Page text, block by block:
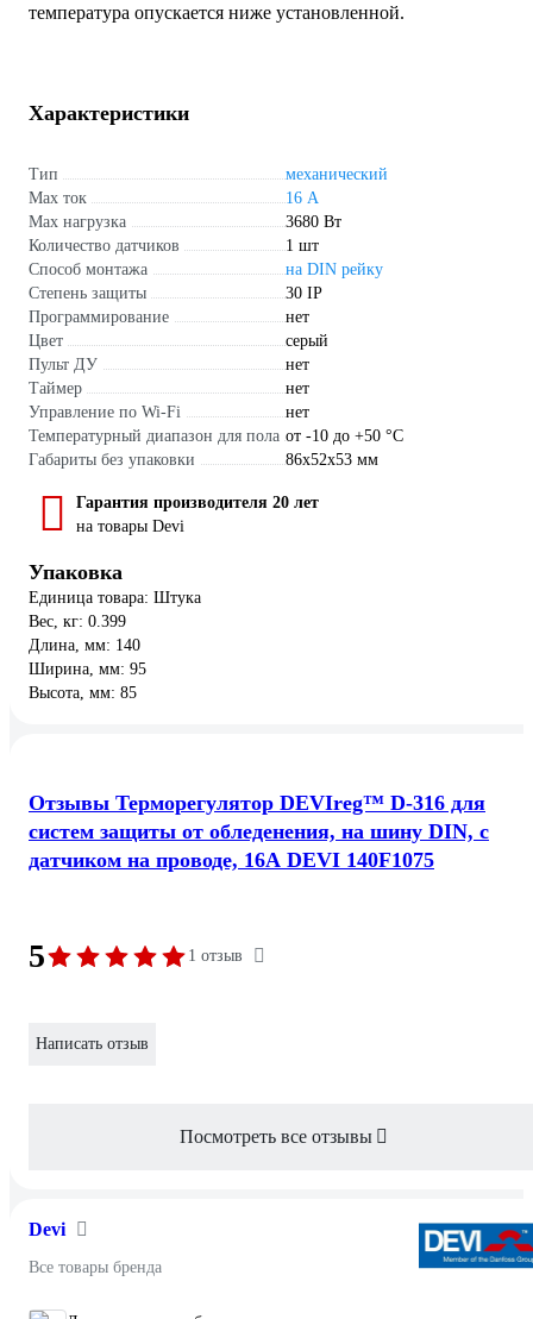
температура опускается ниже установленной.
Характеристики
Тип
механический
Max ток
16 А
Max нагрузка
3680 Вт
Количество датчиков
1 шт
Способ монтажа
на DIN рейку
Степень защиты
30 IP
Программирование
нет
Цвет
серый
Пульт ДУ
нет
Таймер
нет
Управление по Wi-Fi
нет
Температурный диапазон для пола от -10 до +50 °С
Габариты без упаковки
86х52х53 мм
Гарантия производителя 20 лет
на товары Devi
Упаковка
Единица товара: Штука
Вес, кг: 0.399
Длина, мм: 140
Ширина, мм: 95
Высота, мм: 85
Отзывы Терморегулятор DEVIreg™ D-316 для
систем защиты от обледенения, на шину DIN, с
датчиком на проводе, 16А DEVI 140F1075
5 1 отзыв
Написать отзыв
Посмотреть все отзывы
Devi
Все товары бренда